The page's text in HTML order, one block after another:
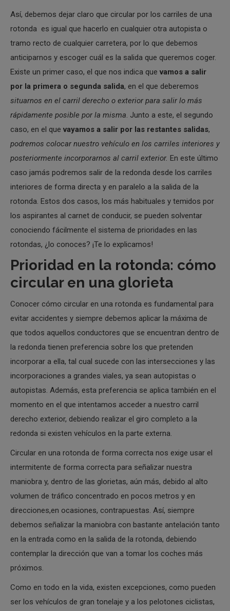
Así, debemos dejar claro que circular por los carriles de una
rotonda es igual que hacerlo en cualquier otra autopista o
tramo recto de cualquier carretera, por lo que debemos
anticiparnos y escoger cuál es la salida que queremos coger.
Existe un primer caso, el que nos indica que vamos a salir
por la primera o segunda salida, en el que deberemos
situarnos en el carril derecho o exterior para salir lo más
rápidamente posible por la misma. Junto a este, el segundo
caso, en el que vayamos a salir por las restantes salidas,
podremos colocar nuestro vehículo en los carriles interiores y
posteriormente incorporarnos al carril exterior. En este último
caso jamás podremos salir de la redonda desde los carriles
interiores de forma directa y en paralelo a la salida de la
rotonda. Estos dos casos, los más habituales y temidos por
los aspirantes al carnet de conducir, se pueden solventar
conociendo fácilmente el sistema de prioridades en las
rotondas, ¿lo conoces? ¡Te lo explicamos!
Prioridad en la rotonda: cómo
circular en una glorieta
Conocer cómo circular en una rotonda es fundamental para
evitar accidentes y siempre debemos aplicar la máxima de
que todos aquellos conductores que se encuentran dentro de
la redonda tienen preferencia sobre los que pretenden
incorporar a ella, tal cual sucede con las intersecciones y las
incorporaciones a grandes viales, ya sean autopistas o
autopistas. Además, esta preferencia se aplica también en el
momento en el que intentamos acceder a nuestro carril
derecho exterior, debiendo realizar el giro completo a la
redonda si existen vehículos en la parte externa.
Circular en una rotonda de forma correcta nos exige usar el
intermitente de forma correcta para señalizar nuestra
maniobra y, dentro de las glorietas, aún más, debido al alto
volumen de tráfico concentrado en pocos metros y en
direcciones,en ocasiones, contrapuestas. Así, siempre
debemos señalizar la maniobra con bastante antelación tanto
en la entrada como en la salida de la rotonda, debiendo
contemplar la dirección que van a tomar los coches más
próximos.
Como en todo en la vida, existen excepciones, como pueden
ser los vehículos de gran tonelaje y a los pelotones ciclistas,